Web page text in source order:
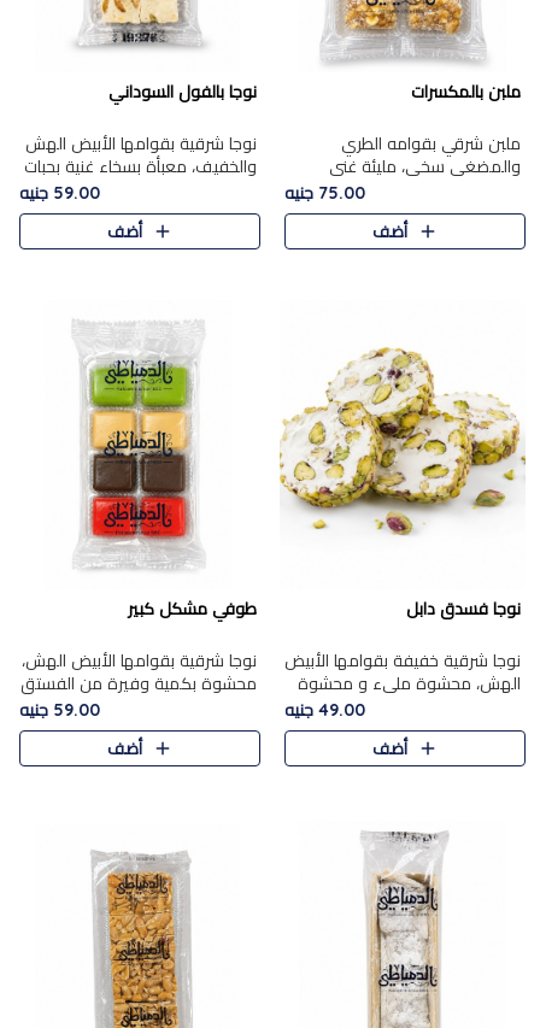
ملبن بالمكسرات
ملبن شرقي بقوامه الطري
والمضغي سخي، مليئة غني
بتشكيلة فاخرة من المكسرات
مشكلة المختارة التي تقدم تضيف
قرمشة مميزة مرضية ونكهة
75.00 جنيه
أضف
نوجا بالفول السوداني
نوجا شرقية بقوامها الأبيض الهش
والخفيف، معبأة بسخاء غنية بحبات
الفول السوداني المحمص التي
يقدم تضيف قرمشة مميزة مرضية
وتوازنًا رائعًا مع حلا..
59.00 جنيه
أضف
نوجا فسدق دابل
نوجا شرقية خفيفة بقوامها الأبيض
الهش، محشوة مليء و محشوة
بـكمية وفيرة من الفستق الفاخر
لتمنحك نكهة مكسرات غنية
وقرمشة مميزة في كل قطعة و
49.00 جنيه
أضف
طوفي مشكل كبير
نوجا شرقية بقوامها الأبيض الهش،
محشوة بكمية وفيرة من الفستق
الفاخر لتمنحك نكهة غنية وقرمشة
مميزة في كل قطعة، لتجربة تجمع
بين الفخامة والمذاق..
59.00 جنيه
أضف